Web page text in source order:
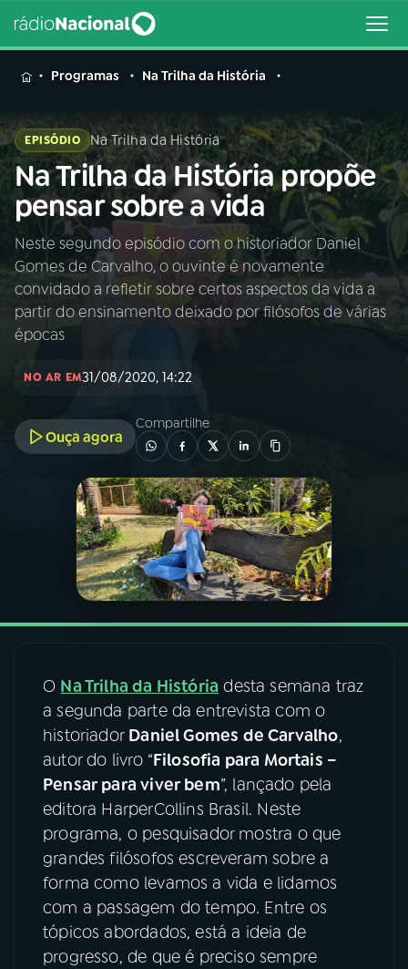
MENU
Buscar
na
Rádio
Nacional
Buscar
AO VIVO
01
03PROGRAMAÇÃO
PROGRAMAS
PODCASTS
07ÚLTIMAS
08 FESTIVAL DE MÚSICA
ACOMPANHE A RÁDIO NACIONAL
YouTube Facebook
TikTok
Programas Na Trilha da História
EPISÓDIO Na Trilha da História
Na Trilha da História propõe
pensar sobre a vida
Neste segundo episódio com o historiador Daniel
Gomes de Carvalho, o ouvinte é novamente
convidado a refletir sobre certos aspectos da vida a
partir do ensinamento deixado por filósofos de várias
épocas
NO AR EM31/08/2020, 14:22
Ouça agora
Compartilhe
O Na Trilha da História desta semana traz
a segunda parte da entrevista com o
historiador Daniel Gomes de Carvalho,
autor do livro “Filosofia para Mortais –
Pensar para viver bem”, lançado pela
editora HarperCollins Brasil. Neste
programa, o pesquisador mostra o que
grandes filósofos escreveram sobre a
forma como levamos a vida e lidamos
com a passagem do tempo. Entre os
tópicos abordados, está a ideia de
progresso, de que é preciso sempre